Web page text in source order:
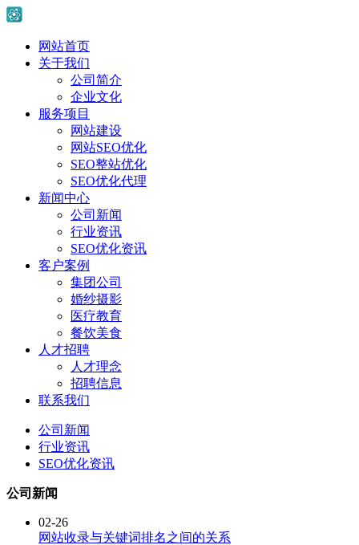
网站首页
关于我们
公司简介
企业文化
服务项目
网站建设
网站SEO优化
SEO整站优化
SEO优化代理
新闻中心
公司新闻
行业资讯
SEO优化资讯
客户案例
集团公司
婚纱摄影
医疗教育
餐饮美食
人才招聘
人才理念
招聘信息
联系我们
公司新闻
行业资讯
SEO优化资讯
公司新闻
02-26
网站收录与关键词排名之间的关系